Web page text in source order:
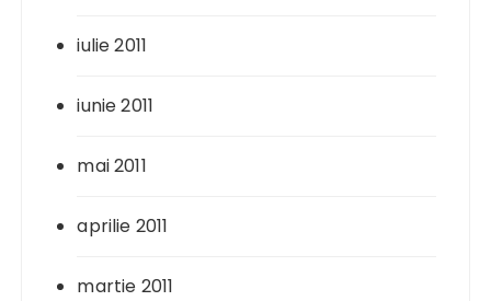
iulie 2011
iunie 2011
mai 2011
aprilie 2011
martie 2011